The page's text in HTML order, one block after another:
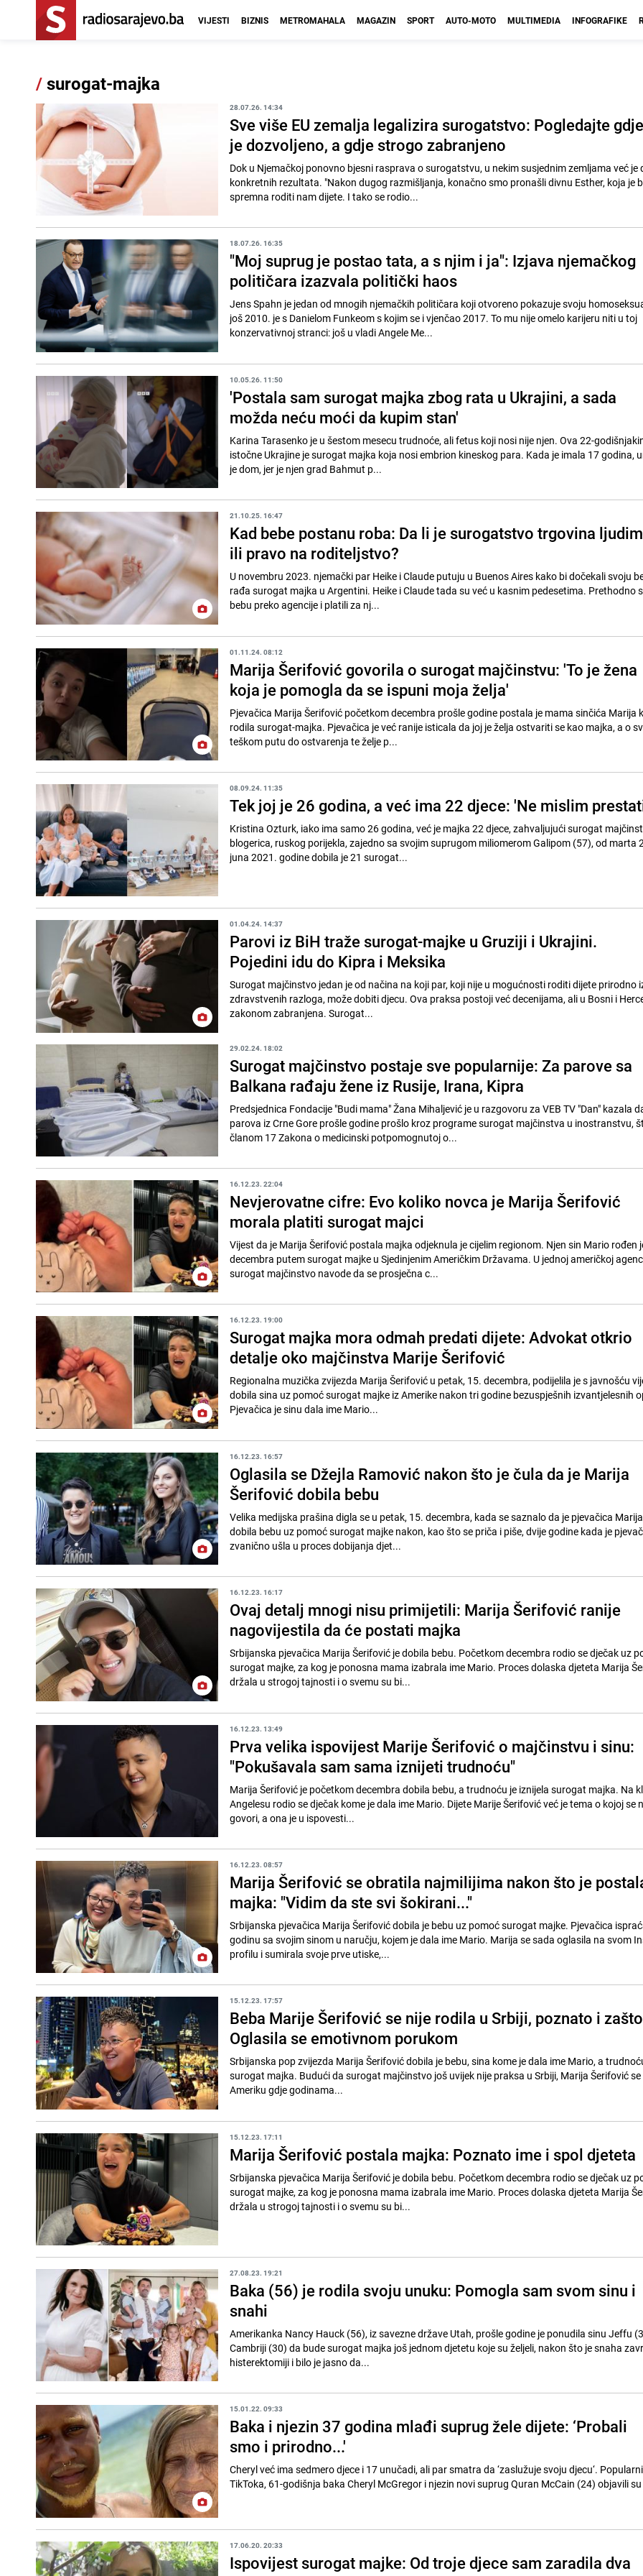
VIJESTI BIZNIS METROMAHALA MAGAZIN SPORT AUTO-MOTO MULTIMEDIA INFOGRAFIKE
/surogat-majka
28.07.26. 14:34
Sve više EU zemalja legalizira surogatstvo: Pogledajte gdje
je dozvoljeno, a gdje strogo zabranjeno
Dok u Njemačkoj ponovno bjesni rasprava o surogatstvu, u nekim susjednim zemljama već je
konkretnih rezultata. "Nakon dugog razmišljanja, konačno smo pronašli divnu Esther, koja je
spremna roditi nam dijete. I tako se rodio...
18.07.26. 16:35
"Moj suprug je postao tata, a s njim i ja": Izjava njemačkog
političara izazvala politički haos
Jens Spahn je jedan od mnogih njemačkih političara koji otvoreno pokazuje svoju
još 2010. je s Danielom Funkeom s kojim se i vjenčao 2017. To mu nije omelo karijeru niti u toj
konzervativnoj stranci: još u vladi Angele Me...
10.05.26. 11:50
'Postala sam surogat majka zbog rata u Ukrajini, a sada
možda neću moći da kupim stan'
Karina Tarasenko je u šestom mesecu trudnoće, ali fetus koji nosi nije njen. Ova 22-
istočne Ukrajine je surogat majka koja nosi embrion kineskog para. Kada je imala 17 godina,
je dom, jer je njen grad Bahmut p...
21.10.25. 16:47
Kad bebe postanu roba: Da li je surogatstvo trgovina
ili pravo na roditeljstvo?
U novembru 2023. njemački par Heike i Claude putuju u Buenos Aires kako bi dočekali svoju bebu.
rađa surogat majka u Argentini. Heike i Claude tada su već u kasnim pedesetima. Prethodno
bebu preko agencije i platili za nj...
01.11.24. 08:12
Marija Šerifović govorila o surogat majčinstvu: 'To je žena
koja je pomogla da se ispuni moja želja'
Pjevačica Marija Šerifović početkom decembra prošle godine postala je mama sinčića Marija
rodila surogat-majka. Pjevačica je već ranije isticala da joj je želja ostvariti se kao majka, a o
teškom putu do ostvarenja te želje p...
08.09.24. 11:35
Tek joj je 26 godina, a već ima 22 djece: 'Ne mislim
Kristina Ozturk, iako ima samo 26 godina, već je majka 22 djece, zahvaljujući surogat
blogerica, ruskog porijekla, zajedno sa svojim suprugom miliomerom Galipom (57), od marta
juna 2021. godine dobila je 21 surogat...
01.04.24. 14:37
Parovi iz BiH traže surogat-majke u Gruziji i Ukrajini.
Pojedini idu do Kipra i Meksika
Surogat majčinstvo jedan je od načina na koji par, koji nije u mogućnosti roditi dijete prirodno
zdravstvenih razloga, može dobiti djecu. Ova praksa postoji već decenijama, ali u Bosni i
zakonom zabranjena. Surogat...
29.02.24. 18:02
Surogat majčinstvo postaje sve popularnije: Za parove sa
Balkana rađaju žene iz Rusije, Irana, Kipra
Predsjednica Fondacije "Budi mama" Žana Mihaljević je u razgovoru za VEB TV "Dan" kazala
parova iz Crne Gore prošle godine prošlo kroz programe surogat majčinstva u inostranstvu,
članom 17 Zakona o medicinski potpomognutoj o...
16.12.23. 22:04
Nevjerovatne cifre: Evo koliko novca je Marija Šerifović
morala platiti surogat majci
Vijest da je Marija Šerifović postala majka odjeknula je cijelim regionom. Njen sin Mario rođen
decembra putem surogat majke u Sjedinjenim Američkim Državama. U jednoj američkoj
surogat majčinstvo navode da se prosječna c...
16.12.23. 19:00
Surogat majka mora odmah predati dijete: Advokat otkrio
detalje oko majčinstva Marije Šerifović
Regionalna muzička zvijezda Marija Šerifović u petak, 15. decembra, podijelila je s javnošću
dobila sina uz pomoć surogat majke iz Amerike nakon tri godine bezuspješnih izvantjelesnih
Pjevačica je sinu dala ime Mario...
16.12.23. 16:57
Oglasila se Džejla Ramović nakon što je čula da je Marija
Šerifović dobila bebu
Velika medijska prašina digla se u petak, 15. decembra, kada se saznalo da je pjevačica
dobila bebu uz pomoć surogat majke nakon, kao što se priča i piše, dvije godine kada je
zvanično ušla u proces dobijanja djet...
16.12.23. 16:17
Ovaj detalj mnogi nisu primijetili: Marija Šerifović ranije
nagovijestila da će postati majka
Srbijanska pjevačica Marija Šerifović je dobila bebu. Početkom decembra rodio se dječak uz
surogat majke, za kog je ponosna mama izabrala ime Mario. Proces dolaska djeteta Marija
držala u strogoj tajnosti i o svemu su bi...
16.12.23. 13:49
Prva velika ispovijest Marije Šerifović o majčinstvu i sinu:
"Pokušavala sam sama iznijeti trudnoću"
Marija Šerifović je početkom decembra dobila bebu, a trudnoću je iznijela surogat majka. Na
Angelesu rodio se dječak kome je dala ime Mario. Dijete Marije Šerifović već je tema o kojoj se
govori, a ona je u ispovesti...
16.12.23. 08:57
Marija Šerifović se obratila najmilijima nakon što je
majka: "Vidim da ste svi šokirani..."
Srbijanska pjevačica Marija Šerifović dobila je bebu uz pomoć surogat majke. Pjevačica
godinu sa svojim sinom u naručju, kojem je dala ime Mario. Marija se sada oglasila na svom
profilu i sumirala svoje prve utiske,...
15.12.23. 17:57
Beba Marije Šerifović se nije rodila u Srbiji, poznato i
Oglasila se emotivnom porukom
Srbijanska pop zvijezda Marija Šerifović dobila je bebu, sina kome je dala ime Mario, a
surogat majka. Budući da surogat majčinstvo još uvijek nije praksa u Srbiji, Marija Šerifović
Ameriku gdje godinama...
15.12.23. 17:11
Marija Šerifović postala majka: Poznato ime i spol djeteta
Srbijanska pjevačica Marija Šerifović je dobila bebu. Početkom decembra rodio se dječak uz
surogat majke, za kog je ponosna mama izabrala ime Mario. Proces dolaska djeteta Marija
držala u strogoj tajnosti i o svemu su bi...
27.08.23. 19:21
Baka (56) je rodila svoju unuku: Pomogla sam svom sinu i
snahi
Amerikanka Nancy Hauck (56), iz savezne države Utah, prošle godine je ponudila sinu Jeffu
Cambriji (30) da bude surogat majka još jednom djetetu koje su željeli, nakon što je snaha
histerektomiji i bilo je jasno da...
15.01.22. 09:33
Baka i njezin 37 godina mlađi suprug žele dijete: ‘Probali
smo i prirodno...'
Cheryl već ima sedmero djece i 17 unučadi, ali par smatra da ‘zaslužuje svoju djecu‘. Popularni par s
TikToka, 61-godišnja baka Cheryl McGregor i njezin novi suprug Quran McCain (24) objavili
17.06.20. 20:33
Ispovijest surogat majke: Od troje djece sam zaradila dva